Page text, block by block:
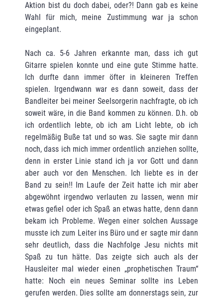
Aktion bist du doch dabei, oder?! Dann gab es keine
Wahl für mich, meine Zustimmung war ja schon
eingeplant.
Nach ca. 5-6 Jahren erkannte man, dass ich gut
Gitarre spielen konnte und eine gute Stimme hatte.
Ich durfte dann immer öfter in kleineren Treffen
spielen. Irgendwann war es dann soweit, dass der
Bandleiter bei meiner Seelsorgerin nachfragte, ob ich
soweit wäre, in die Band kommen zu können. D.h. ob
ich ordentlich lebte, ob ich am Licht lebte, ob ich
regelmäßig Buße tat und so was. Sie sagte mir dann
noch, dass ich mich immer ordentlich anziehen sollte,
denn in erster Linie stand ich ja vor Gott und dann
aber auch vor den Menschen. Ich liebte es in der
Band zu sein!! Im Laufe der Zeit hatte ich mir aber
abgewöhnt irgendwo verlauten zu lassen, wenn mir
etwas gefiel oder ich Spaß an etwas hatte, denn dann
bekam ich Probleme. Wegen einer solchen Aussage
musste ich zum Leiter ins Büro und er sagte mir dann
sehr deutlich, dass die Nachfolge Jesu nichts mit
Spaß zu tun hätte. Das zeigte sich auch als der
Hausleiter mal wieder einen „prophetischen Traum“
hatte: Noch ein neues Seminar sollte ins Leben
gerufen werden. Dies sollte am donnerstags sein, zur